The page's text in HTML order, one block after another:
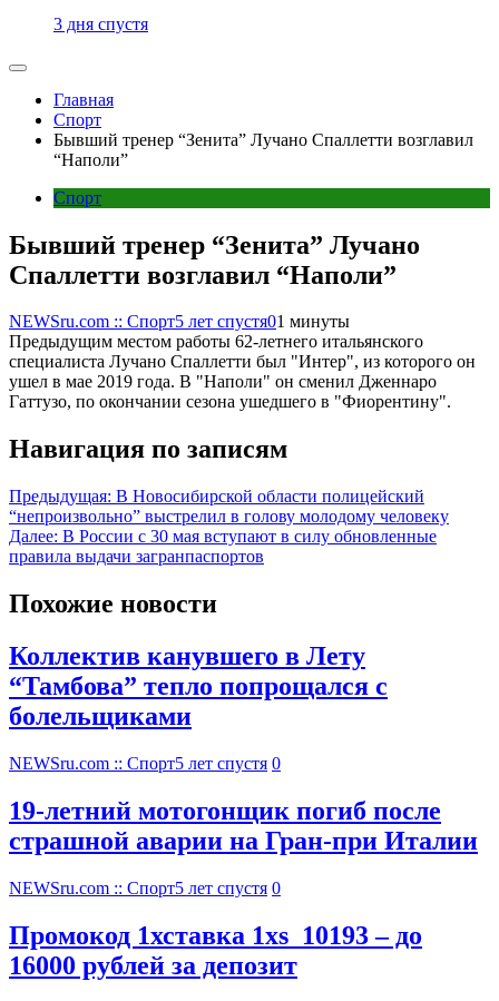
3 дня спустя
Главная
Спорт
Бывший тренер “Зенита” Лучано Спаллетти возглавил
“Наполи”
Спорт
Бывший тренер “Зенита” Лучано
Спаллетти возглавил “Наполи”
NEWSru.com :: Спорт5 лет спустя01 минуты
Предыдущим местом работы 62-летнего итальянского
специалиста Лучано Спаллетти был "Интер", из которого он
ушел в мае 2019 года. В "Наполи" он сменил Дженнаро
Гаттузо, по окончании сезона ушедшего в "Фиорентину".
Навигация по записям
Предыдущая: В Новосибирской области полицейский
“непроизвольно” выстрелил в голову молодому человеку
Далее: В России с 30 мая вступают в силу обновленные
правила выдачи загранпаспортов
Похожие новости
Коллектив канувшего в Лету
“Тамбова” тепло попрощался с
болельщиками
NEWSru.com :: Спорт5 лет спустя 0
19-летний мотогонщик погиб после
страшной аварии на Гран-при Италии
NEWSru.com :: Спорт5 лет спустя 0
Промокод 1хставка 1xs_10193 – до
16000 рублей за депозит